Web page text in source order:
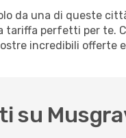
da una di queste
tariffa perfetti per te.
incredibili
su